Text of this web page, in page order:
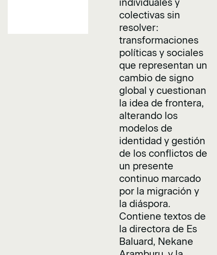
individuales y
colectivas sin
resolver:
transformaciones
políticas y sociales
que representan un
cambio de signo
global y cuestionan
la idea de frontera,
alterando los
modelos de
identidad y gestión
de los conflictos de
un presente
continuo marcado
por la migración y
la diáspora.
Contiene textos de
la directora de Es
Baluard, Nekane